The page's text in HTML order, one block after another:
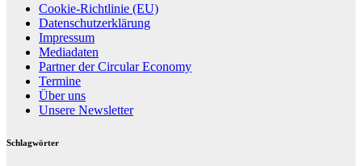
Cookie-Richtlinie (EU)
Datenschutzerklärung
Impressum
Mediadaten
Partner der Circular Economy
Termine
Über uns
Unsere Newsletter
Schlagwörter